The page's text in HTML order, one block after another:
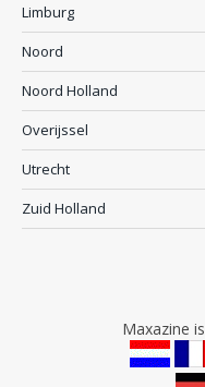
Limburg
Noord
Noord Holland
Overijssel
Utrecht
Zuid Holland
Maxazine